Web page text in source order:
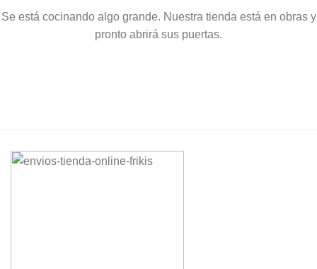
Se está cocinando algo grande. Nuestra tienda está en obras y
pronto abrirá sus puertas.